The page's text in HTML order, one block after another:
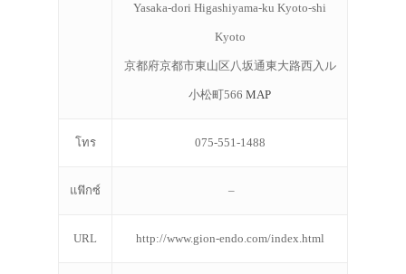
Yasaka-dori Higashiyama-ku Kyoto-shi
Kyoto
京都府京都市東山区八坂通東大路西入ル
小松町566 MAP
โทร 075-551-1488
แฟ๊กซ์ –
URL http://www.gion-endo.com/index.html